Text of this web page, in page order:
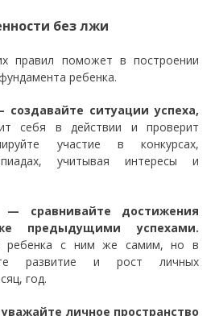
без лжи
правил поможет в построении
ребенка.
ситуации успеха,
себя в действии и проверит
участие в конкурсах,
учитывая интересы и
сравнивайте достижения
предыдущими успехами.
ребенка с ним же самим, но в
развитие и рост личных
год.
личное пространство